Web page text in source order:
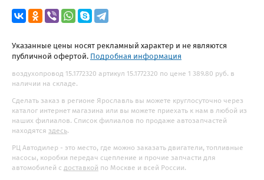
Указанные цены носят рекламный характер и не являются
публичной офертой. Подробная информация
воздухопровод 15.1772320 артикул 15.1772320 по цене 1 389.80 руб. в
наличии на складе.
Сделать заказ в регионе Ярославль вы можете круглосуточно через
каталог интернет магазина или вы можете приехать к нам в любой из
наших филиалов. Список филиалов по продаже автозапчастей
находятся здесь.
РЦ Автодилер - это место, где можно заказать двигатели, топливные
насосы, коробки передач сцепление и прочие запчасти для
автомобилей с доставкой по Москве и всей России.